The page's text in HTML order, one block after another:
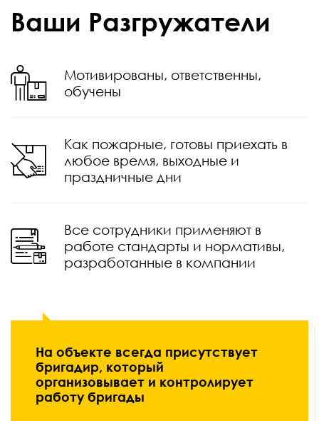
Ваши Разгружатели
Мотивированы, ответственны,
обучены
Как пожарные, готовы приехать в
любое время, выходные и
праздничные дни
Все сотрудники применяют в
работе стандарты и нормативы,
разработанные в компании
На объекте всегда присутствует
бригадир, который
организовывает и контролирует
работу бригады